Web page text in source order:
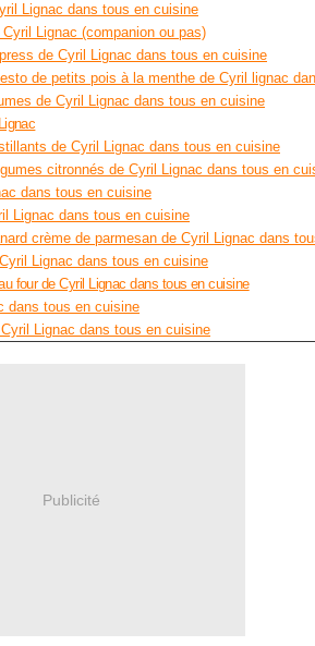
Lignac dans tous en cuisine
Lignac (companion ou pas)
de Cyril Lignac dans tous en cuisine
de petits pois à la menthe de Cyril lignac
de Cyril Lignac dans tous en cuisine
de Cyril Lignac dans tous en cuisine
citronnés de Cyril Lignac dans tous en
dans tous en cuisine
Lignac dans tous en cuisine
crème de parmesan de Cyril Lignac dans
Lignac dans tous en cuisine
four de Cyril Lignac dans tous en cuisine
dans tous en cuisine
Lignac dans tous en cuisine
Publicité